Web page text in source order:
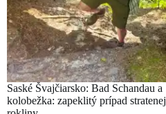
Saské Švajčiarsko: Bad Schandau a
kolobežka: zapeklitý prípad stratenej